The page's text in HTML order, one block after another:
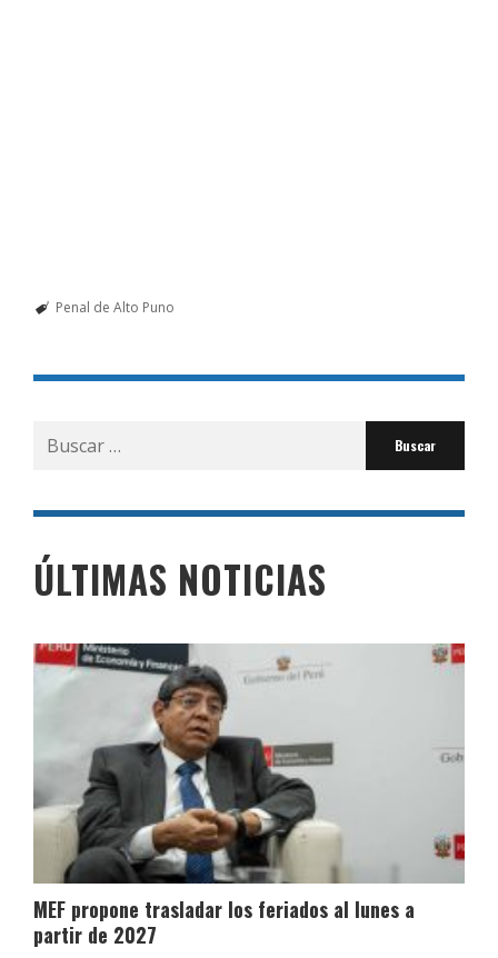
Penal de Alto Puno
Buscar
por:
ÚLTIMAS NOTICIAS
MEF propone trasladar los feriados al lunes a
partir de 2027